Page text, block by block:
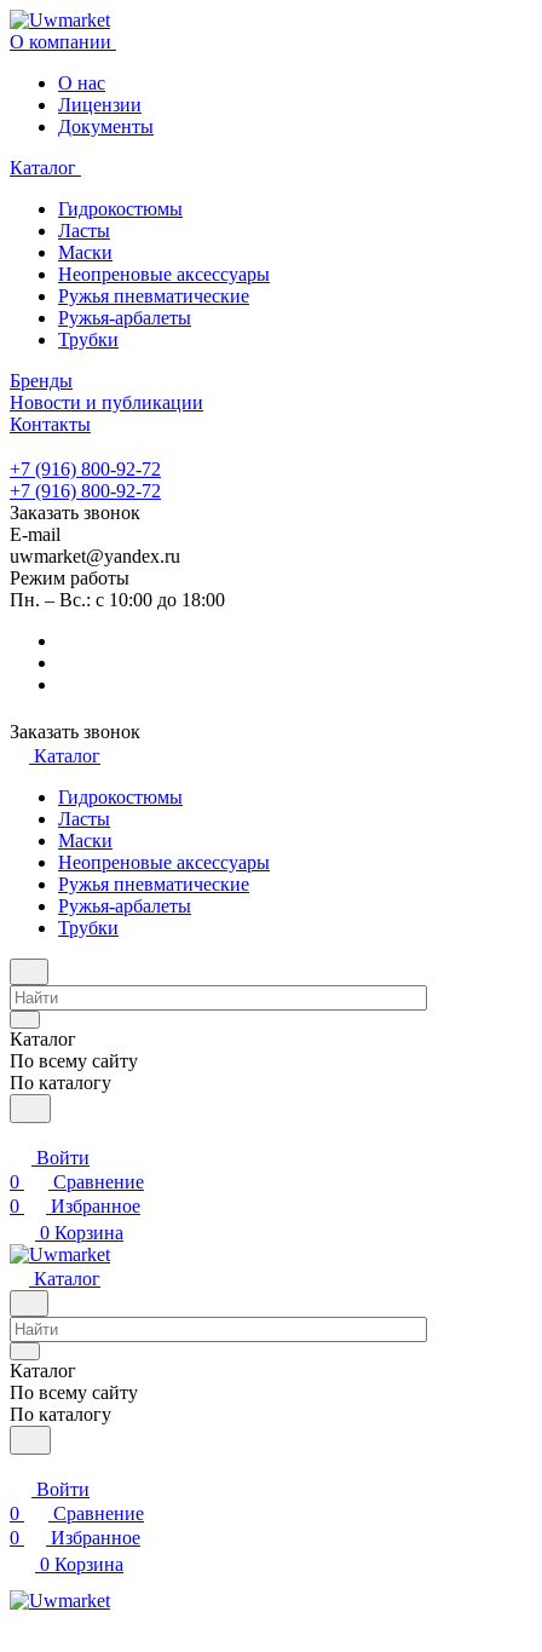
О компании
О нас
Лицензии
Документы
Каталог
Гидрокостюмы
Ласты
Маски
Неопреновые аксессуары
Ружья пневматические
Ружья-арбалеты
Трубки
Бренды
Новости и публикации
Контакты
+7 (916) 800-92-72
+7 (916) 800-92-72
Заказать звонок
E-mail
uwmarket@yandex.ru
Режим работы
Пн. – Вс.: с 10:00 до 18:00
Заказать звонок
Каталог
Гидрокостюмы
Ласты
Маски
Неопреновые аксессуары
Ружья пневматические
Ружья-арбалеты
Трубки
Каталог
По всему сайту
По каталогу
Войти
0
Сравнение
0
Избранное
0 Корзина
Каталог
Каталог
По всему сайту
По каталогу
Войти
0
Сравнение
0
Избранное
0 Корзина